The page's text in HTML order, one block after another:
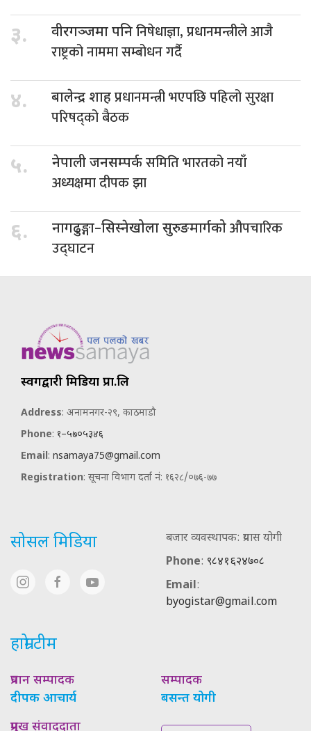
३. वीरगञ्जमा पनिनिषेधाज्ञा, प्रधानमन्त्रीले आजै
राष्ट्रको नाममा सम्बोधन गर्दै
४. बालेन्द्र शाहप्रधानमन्त्री भएपछि पहिलो सुरक्षा
परिषद्को बैठक
५. नेपाली जनसम्पर्कसमिति भारतको नयाँ
अध्यक्षमा दीपक झा
६. नागढुङ्गा–सिस्नेखोला सुरुङमार्गकोऔपचारिक
उद्घाटन
स्वर्गद्वारी मिडिया प्रा.लि
Address: अनामनगर-२९, काठमाडौ
Phone: १–५७०५३४६
Email: nsamaya75@gmail.com
Registration: सूचना विभाग दर्ता नं: १६२८/०७६-७७
सोसल मिडिया
बजार व्यवस्थापक: प्रयास योगी
Phone: ९८४१६२४७०८
Email:
byogistar@gmail.com
हाम्रो टीम
प्रधान सम्पादक
दीपक आचार्य
सम्पादक
बसन्त योगी
प्रमुख संवाददाता